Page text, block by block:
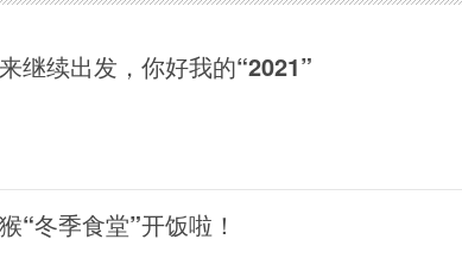
继续出发，你好我的“2021”
“冬季食堂”开饭啦！